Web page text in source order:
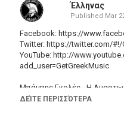
Έλληνας
Published Mar
Facebook: https://
Twitter: https://twitter.com/#!/
YouTube: http://
add_user=GetGreekMusic
Μπάμπης Γκολές - Η
Δίσκος: Μπάμπης Γκολές -
ΔΕΊΤΕ ΠΕΡΙΣΣΌΤΕΡΑ